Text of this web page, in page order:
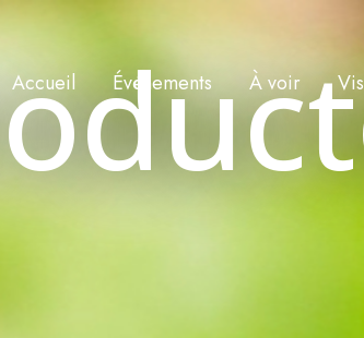
Accueil Événements À voir